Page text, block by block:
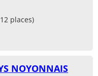
places)
NOYONNAIS